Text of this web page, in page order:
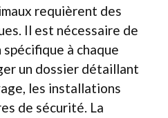
requièrent des
Il est nécessaire de
à chaque
un dossier détaillant
les installations
de sécurité. La